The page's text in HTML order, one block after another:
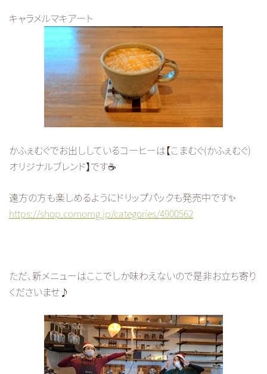
キャラメルマキアート
かふぇむぐでお出ししているコーヒーは【こまむぐ(かふぇむぐ)
オリジナルブレンド】です☕
遠方の方も楽しめるようにドリップパックも発売中です✨
https://shop.comomg.jp/categories/4900562
ただ、新メニューはここでしか味わえないので是非お立ち寄り
くださいませ♪